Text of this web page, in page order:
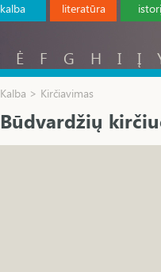
kalba literatūra
Ė F G H I Į
Kalba > Kirčiavimas
Būdvardžių